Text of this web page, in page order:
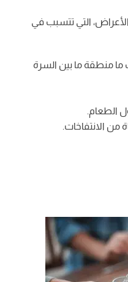
التي تتسبب في
ما منطقة ما بين السرة
الطعام.
من الانتفاخات.